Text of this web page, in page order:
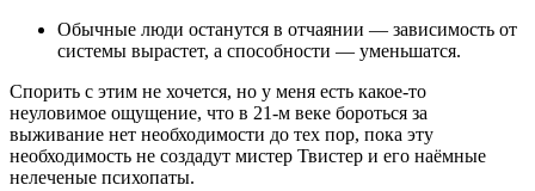
Обычные люди останутся в отчаянии — зависимость от
системы вырастет, а способности — уменьшатся.
Спорить с этим не хочется, но у меня есть какое-то
неуловимое ощущение, что в 21-м веке бороться за
выживание нет необходимости до тех пор, пока эту
необходимость не создадут мистер Твистер и его наёмные
нелеченые психопаты.